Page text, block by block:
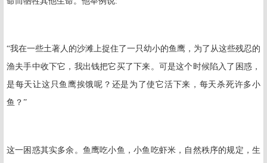
“我在一些土著人的沙滩上捉住了一只幼小的鱼鹰，为了从这些残忍的
渔夫手中收下它，我出钱把它买了下来。可是这个时候陷入了困惑，
是每天让这只鱼鹰挨饿呢？还是为了使它活下来，每天杀死许多小
鱼？”
这一困惑其实多余。鱼鹰吃小鱼，小鱼吃虾米，自然秩序的规定，生